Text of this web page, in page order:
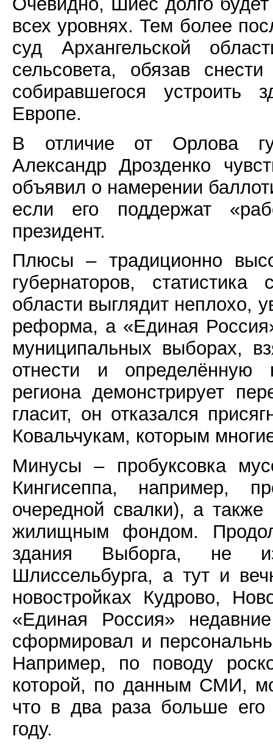
всех уровнях. Тем более
суд Архангельской
сельсовета, обязав
собиравшегося
Европе.
В отличие от Орлова
Александр Дрозденко
объявил о намерении
если его поддержат
президент.
Плюсы – традиционно
губернаторов, статистика
области выглядит неплохо,
реформа, а «Единая
муниципальных выборах,
отнести и определённую
региона демонстрирует
гласит, он отказался
Ковальчукам, которым
Минусы – пробуксовка
Кингисеппа, например,
очередной свалки), а
жилищным фондом.
здания Выборга, не
Шлиссельбурга, а тут и
новостройках Кудрово,
«Единая Россия»
сформировал и
Например, по поводу
которой, по данным СМИ,
что в два раза больше его
году.